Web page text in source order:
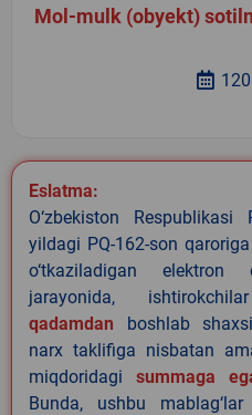
Mol-mulk (obyekt)
Eslatma:
O‘zbekiston Respublikasi
yildagi PQ-162-son
o‘tkaziladigan elektron
jarayonida,
qadamdan boshlab
narx taklifiga nisbatan
miqdoridagi summaga
Bunda, ushbu